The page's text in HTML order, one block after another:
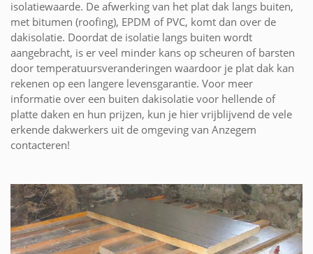
isolatiewaarde. De afwerking van het plat dak langs buiten,
met bitumen (roofing), EPDM of PVC, komt dan over de
dakisolatie. Doordat de isolatie langs buiten wordt
aangebracht, is er veel minder kans op scheuren of barsten
door temperatuursveranderingen waardoor je plat dak kan
rekenen op een langere levensgarantie. Voor meer
informatie over een buiten dakisolatie voor hellende of
platte daken en hun prijzen, kun je hier vrijblijvend de vele
erkende dakwerkers uit de omgeving van Anzegem
contacteren!